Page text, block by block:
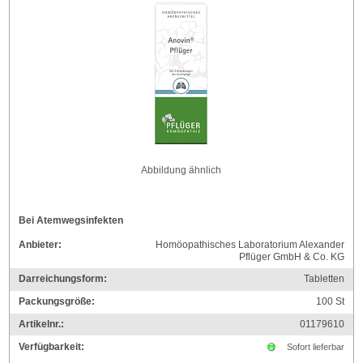
Abbildung ähnlich
Bei Atemwegsinfekten
Anbieter:
Homöopathisches Laboratorium Alexander
Pflüger GmbH & Co. KG
Darreichungsform:
Tabletten
Packungsgröße:
100St
Artikelnr.:
01179610
Verfügbarkeit:
Sofort lieferbar